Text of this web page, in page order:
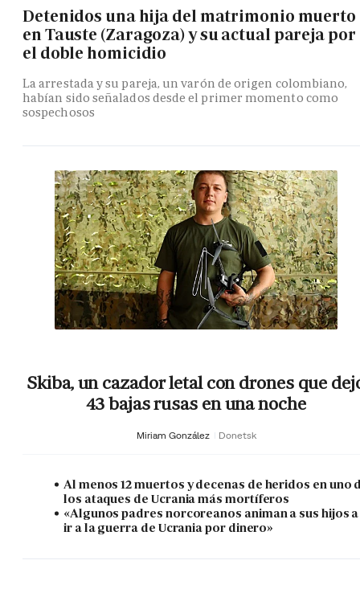
Detenidos una hija del matrimonio muerto
en Tauste (Zaragoza) y su actual pareja por
el doble homicidio
La arrestada y su pareja, un varón de origen colombiano,
habían sido señalados desde el primer momento como
sospechosos
Skiba, un cazador letal con drones que
43 bajas rusas en una noche
Miriam González Donetsk
Al menos 12 muertos y decenas de heridos en uno
los ataques de Ucrania más mortíferos
«Algunos padres norcoreanos animan a sus hijos a
ir a la guerra de Ucrania por dinero»